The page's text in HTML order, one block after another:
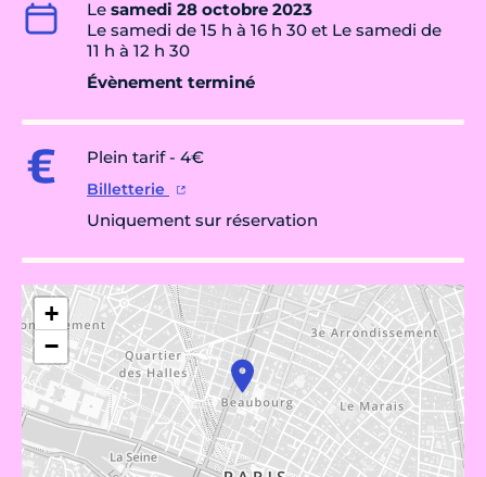
Le samedi 28 octobre 2023
Le samedi de 15 h à 16 h 30 et Le samedi de
11 h à 12 h 30
Évènement terminé
Plein tarif - 4€
Billetterie
Uniquement sur réservation
+
−